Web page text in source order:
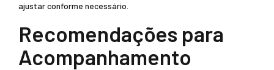
ajustar conforme necessário.
Recomendações para
Acompanhamento